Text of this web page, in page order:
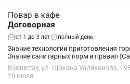
Повар в кафе
Договорная
от 1 до 3 лет полный день
Знание технологии приготовления
Знание санитарных норм и правил (СанПиН).
действующей медицинской книжки.
технологическими...
Кокшетау, ул. Шокана Уалиханова,
20 июля